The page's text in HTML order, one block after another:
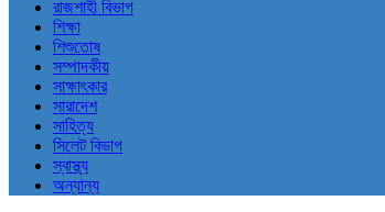
রাজশাহী বিভাগ
শিক্ষা
শিশুতোষ
সম্পাদকীয়
সাক্ষাৎকার
সারাদেশ
সাহিত্য
সিলেট বিভাগ
স্বাস্থ্য
অন্যান্য